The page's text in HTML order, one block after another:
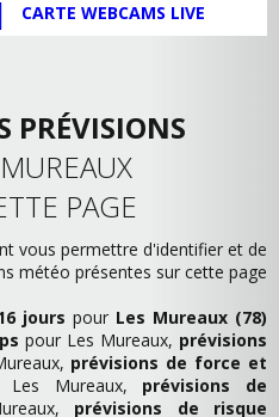
CARTE WEBCAMS LIVE
PRÉVISIONS
PAGE
vous permettre d'identifier et de
météo présentes sur cette page
jours pour Les Mureaux (78)
pour Les Mureaux, prévisions
prévisions de force et
Les Mureaux, prévisions de
prévisions de risque